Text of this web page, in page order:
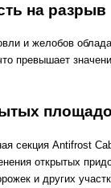
на разрыв
и желобов
превышает
секция Antifrost
открытых
и других